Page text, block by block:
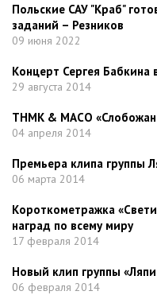
Польские САУ "Краб"
заданий – Резников
09 июня 2022
Концерт Сергея Бабкина
29 августа 2014
ТНМК & МАСО
04 апреля 2014
Премьера клипа группы
06 марта 2014
Короткометражка
наград по всему миру
17 февраля 2014
Новый клип группы
06 февраля 2014